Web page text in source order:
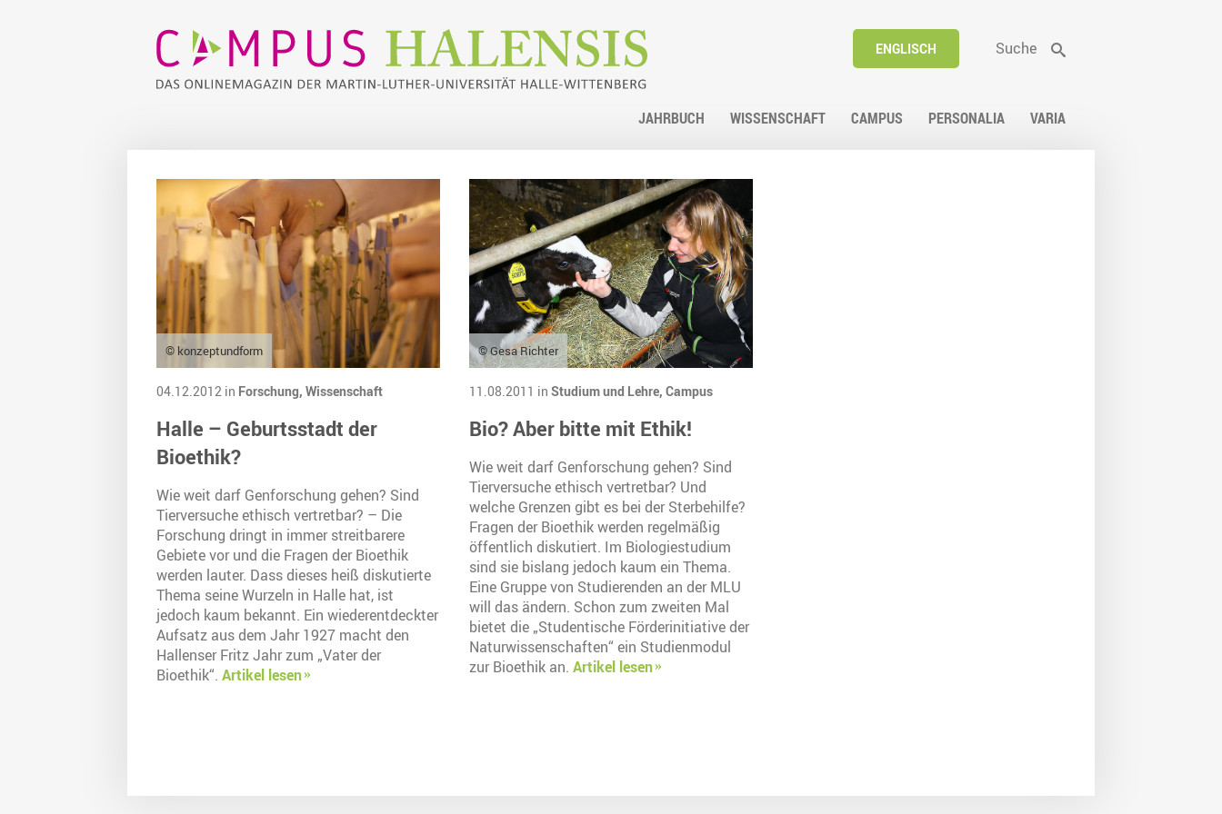
ENGLISCH Suche
JAHRBUCH WISSENSCHAFT CAMPUS PERSONALIA VARIA
© konzeptundform
04.12.2012 in Forschung, Wissenschaft
Halle – Geburtsstadt der
Bioethik?
Wie weit darf Genforschung gehen? Sind
Tierversuche ethisch vertretbar? – Die
Forschung dringt in immer streitbarere
Gebiete vor und die Fragen der Bioethik
werden lauter. Dass dieses heiß diskutierte
Thema seine Wurzeln in Halle hat, ist
jedoch kaum bekannt. Ein wiederentdeckter
Aufsatz aus dem Jahr 1927 macht den
Hallenser Fritz Jahr zum „Vater der
Bioethik“. Artikel lesen
© Gesa Richter
11.08.2011 in Studium und Lehre, Campus
Bio? Aber bitte mit Ethik!
Wie weit darf Genforschung gehen? Sind
Tierversuche ethisch vertretbar? Und
welche Grenzen gibt es bei der Sterbehilfe?
Fragen der Bioethik werden regelmäßig
öffentlich diskutiert. Im Biologiestudium
sind sie bislang jedoch kaum ein Thema.
Eine Gruppe von Studierenden an der MLU
will das ändern. Schon zum zweiten Mal
bietet die „Studentische Förderinitiative der
Naturwissenschaften“ ein Studienmodul
zur Bioethik an. Artikel lesen